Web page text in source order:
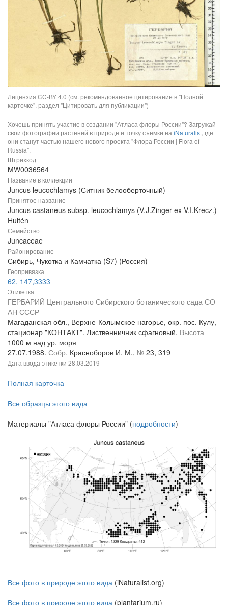
Лицензия CC-BY 4.0 (см. рекомендованное цитирование в "Полной
карточке", раздел "Цитировать для публикации")
Хочешь принять участие в создании "Атласа флоры России"? Загружай
свои фотографии растений в природе и точку съемки на iNaturalist, где
они станут частью нашего нового проекта "Флора России | Flora of
Russia".
Штрихкод
MW0036564
Название в коллекции
Juncus leucochlamys (Ситник белооберточный)
Принятое название
Juncus castaneus subsp. leucochlamys (V.J.Zinger ex V.I.Krecz.)
Hultén
Семейство
Juncaceae
Районирование
Сибирь, Чукотка и Камчатка (S7) (Россия)
Геопривязка
62, 147,3333
Этикетка
ГЕРБАРИЙ Центрального Сибирского ботанического сада СО
АН СССР
Магаданская обл., Верхне-Колымское нагорье, окр. пос. Кулу,
стационар "КОНТАКТ". Лиственничник сфагновый. Высота
1000 м над ур. моря
27.07.1988. Собр. Красноборов И. М., № 23, 319
Дата ввода этикетки 28.03.2019
Полная карточка
Все образцы этого вида
Материалы "Атласа флоры России" (подробности)
Все фото в природе этого вида (iNaturalist.org)
Все фото в природе этого вида (plantarium.ru)